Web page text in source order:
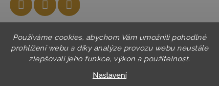
Používáme cookies, abychom Vám umožnili pohodlné
prohlížení webu a díky analýze provozu webu neustále
zlepšovali jeho funkce, výkon a použitelnost.
Nastavení